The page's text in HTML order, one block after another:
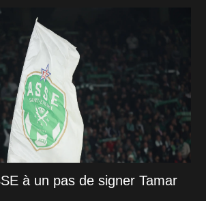
à un pas de signer Tamar